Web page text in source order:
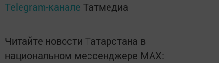
Telegram-канале Татмедиа
Читайте новости Татарстана в
национальном мессенджере MАХ: